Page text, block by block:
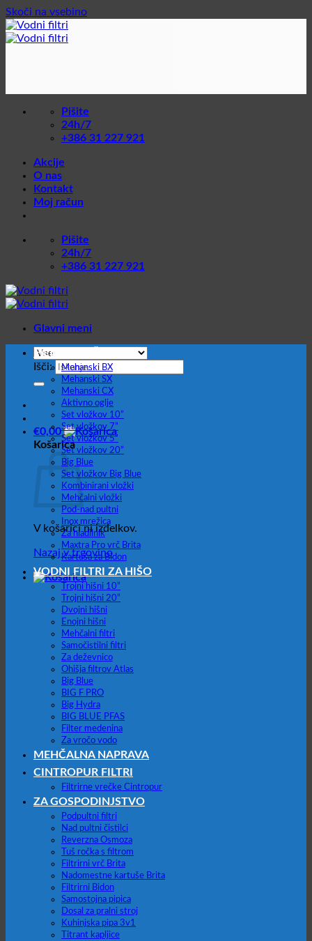
Skoči na vsebino
Pišite
24h/7
+386 31 227 921
Akcije
O nas
Kontakt
Moj račun
Pišite
24h/7
+386 31 227 921
Glavni meni
Išči:
€0,00
Košarica
V košarici ni izdelkov.
Nazaj v trgovino
FILTER VLOŽKI
Mehanski BX
Mehanski SX
Mehanski CX
Aktivno oglje
Set vložkov 10”
Set vložkov 7”
Set vložkov 5”
Set vložkov 20”
Big Blue
Set vložkov Big Blue
Kombinirani vložki
Mehčalni vložki
Pod-nad pultni
Inox mrežica
Za hladilnik
Maxtra Pro vrč Brita
Kartuša za Bidon
VODNI FILTRI ZA HIŠO
Trojni hišni 10”
Trojni hišni 20”
Dvojni hišni
Enojni hišni
Mehčalni filtri
Samočistilni filtri
Za deževnico
Ohišja filtrov Atlas
Big Blue
BIG F PRO
Big Hydra
BIG BLUE PFAS
Filter medenina
Za vročo vodo
MEHČALNA NAPRAVA
CINTROPUR FILTRI
Filtrirne vrečke Cintropur
ZA GOSPODINJSTVO
Podpultni filtri
Nad pultni čistilci
Reverzna Osmoza
Tuš ročka s filtrom
Filtrirni vrč Brita
Nadomestne kartuše Brita
Filtrirni Bidon
Samostojna pipica
Dosal za pralni stroj
Kuhinjska pipa 3v1
Titrant kapljice